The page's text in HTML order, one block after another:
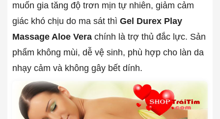
muốn gia tăng độ trơn mịn tự nhiên, giảm cảm
giác khó chịu do ma sát thì Gel Durex Play
Massage Aloe Vera chính là trợ thủ đắc lực. Sản
phẩm không mùi, dễ vệ sinh, phù hợp cho làn da
nhạy cảm và không gây bết dính.